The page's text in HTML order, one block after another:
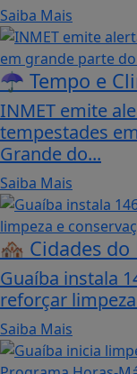
Saiba Mais
☂️ Tempo e
INMET emite
tempestades
Grande do...
Saiba Mais
🏘️ Cidades do
Guaíba instala
reforçar
Saiba Mais